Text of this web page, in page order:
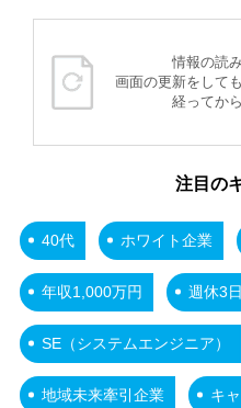
情報の読
画面の更新をして
経ってか
注目の
40代 ホワイト企業
年収1,000万円 週休3日
SE（システムエンジニア）
地域未来牽引企業 キ